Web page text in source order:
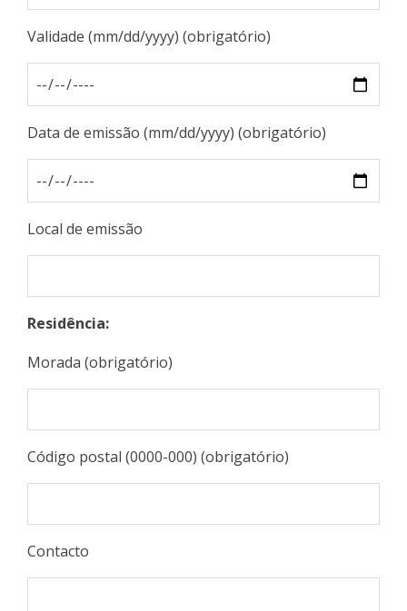
Validade (mm/dd/yyyy) (obrigatório)
Data de emissão (mm/dd/yyyy) (obrigatório)
Local de emissão
Residência:
Morada (obrigatório)
Código postal (0000-000) (obrigatório)
Contacto